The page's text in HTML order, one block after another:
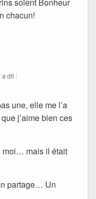
chacun!
a dit :
une, elle me l’a
j’aime bien ces
moi… mais il était
partage… Un